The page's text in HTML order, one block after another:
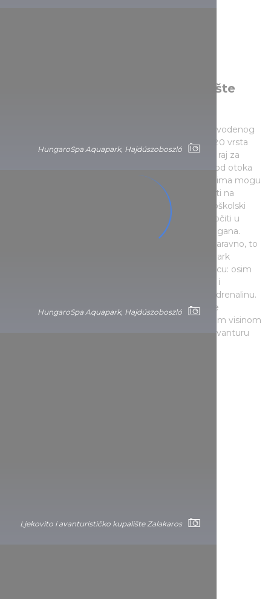
HungaroSpa Aquapark, Hajdúszoboszló
HungaroSpa Aquapark, Hajdúszoboszló
Ljekovito i avanturističko kupalište
Unutarnji i vanjski avanturistički bazeni čudesnog vodenog
parka Zalakaros krasi kompleks bazena s više od 20 vrsta
vodenih atrakcija, gdje je stvoren poseban vodeni raj za
djecu: male energetske bombe se mogu kretati od otoka
do otoka na visećim hodnicima, a vodenim topovima mogu
voditi velike bitke. Bebe i mališani se mogu brčkati na
dječjem igralištu u vodi, a za predškolski i osnovnoškolski
uzrast tu su i tobogani, dok starija djeca mogu skočiti u
vodu s penjalica ili uživati u brzini staza većih tobogana.
Štoviše, mogu isprobati kakav je doživljaj saune: naravno, to
u posebnoj dječjoj sauni namijenjenoj njima. No, park
tobogana u Zalakarosu nije pogodan samo za djecu: osim
tradicionalnih staza, na području kupališta postoje i
ekstremni tobogani koje će obožavati ovisnici o adrenalinu.
Adrenalinski park tobogana koji sadrži i ekstremne
elemente, kompleks je s 5 tobogana koji se svojom visinom
od skoro 20 metara izdvaja iz okoline i mami na avanturu
Ljekovito i avanturističko kupalište Zalakaros